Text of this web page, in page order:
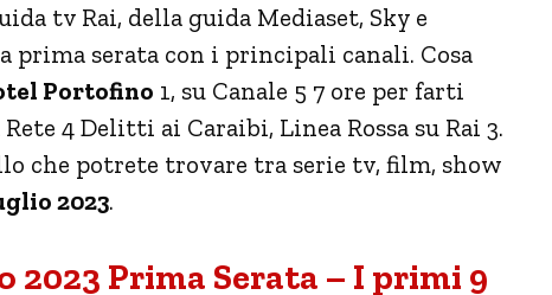
tv Rai, della guida Mediaset, Sky e
prima serata con i principali canali. Cosa
Portofino 1, su Canale 5 7 ore per farti
4 Delitti ai Caraibi, Linea Rossa su Rai 3.
che potrete trovare tra serie tv, film, show
2023.
Prima Serata – I primi 9